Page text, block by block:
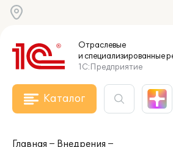
Отраслевые
и специализированные
1С:Предприятие
Каталог
Главная
Внедрения